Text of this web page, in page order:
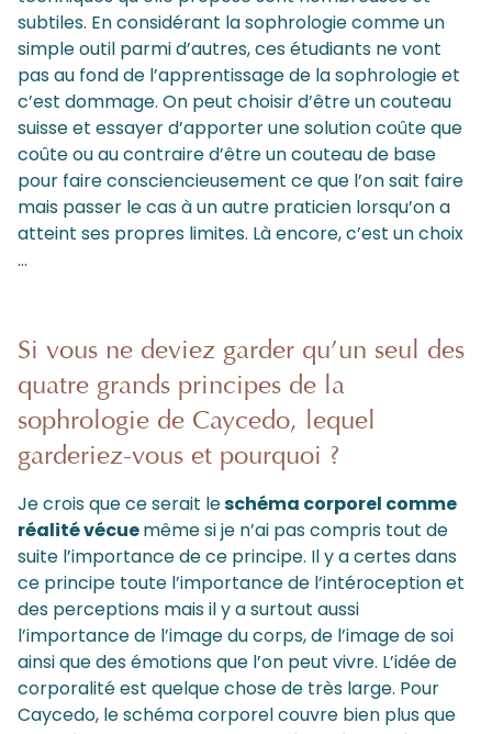
subtiles. En considérant la sophrologie comme un
simple outil parmi d’autres, ces étudiants ne vont
pas au fond de l’apprentissage de la sophrologie et
c’est dommage. On peut choisir d’être un couteau
suisse et essayer d’apporter une solution coûte que
coûte ou au contraire d’être un couteau de base
pour faire consciencieusement ce que l’on sait faire
mais passer le cas à un autre praticien lorsqu’on a
atteint ses propres limites. Là encore, c’est un choix
…
Si vous ne deviez garder qu’un seul des
quatre grands principes de la
sophrologie de Caycedo, lequel
garderiez-vous et pourquoi ?
Je crois que ce serait leschéma corporel comme
réalité vécuemême si je n’ai pas compris tout de
suite l’importance de ce principe. Il y a certes dans
ce principe toute l’importance de l’intéroception et
des perceptions mais il y a surtout aussi
l’importance de l’image du corps, de l’image de soi
ainsi que des émotions que l’on peut vivre. L’idée de
corporalité est quelque chose de très large. Pour
Caycedo, le schéma corporel couvre bien plus que